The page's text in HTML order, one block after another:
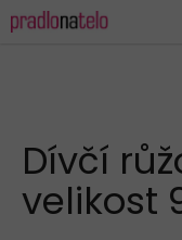
na
Dívčí
velikost
K
o
o
p
o